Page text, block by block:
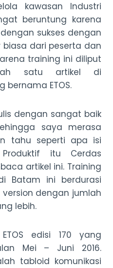
kawasan Industri
beruntung karena
sukses dengan
dari peserta dan
training ini diliput
satu artikel di
bernama ETOS.
dengan sangat baik
saya merasa
tahu seperti apa isi
itu Cerdas
artikel ini. Training
Batam ini berdurasi
dengan jumlah
lebih.
edisi 170 yang
Mei – Juni 2016.
tabloid komunikasi